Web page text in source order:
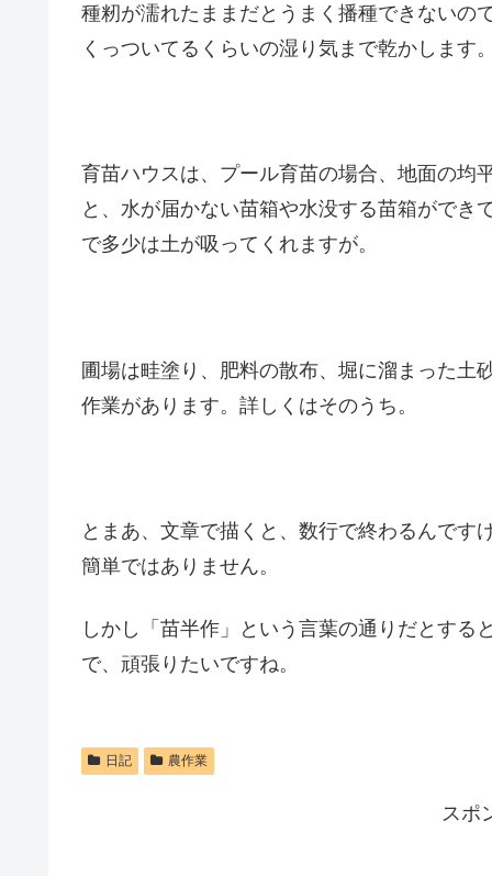
種籾が濡れたままだとうまく播種できないの
くっついてるくらいの湿り気まで乾かします
育苗ハウスは、プール育苗の場合、地面の均
と、水が届かない苗箱や水没する苗箱ができ
で多少は土が吸ってくれますが。
圃場は畦塗り、肥料の散布、堀に溜まった土
作業があります。詳しくはそのうち。
とまあ、文章で描くと、数行で終わるんです
簡単ではありません。
しかし「苗半作」という言葉の通りだとす
で、頑張りたいですね。
日記 農作業
スポ